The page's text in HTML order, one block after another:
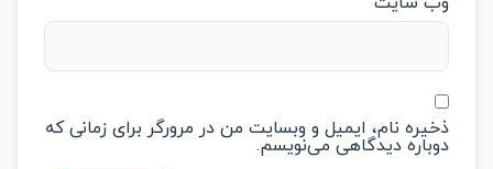
نام، ایمیل و وبسایت من در مرورگر برای زمانی که
دیدگاهی می‌نویسم.